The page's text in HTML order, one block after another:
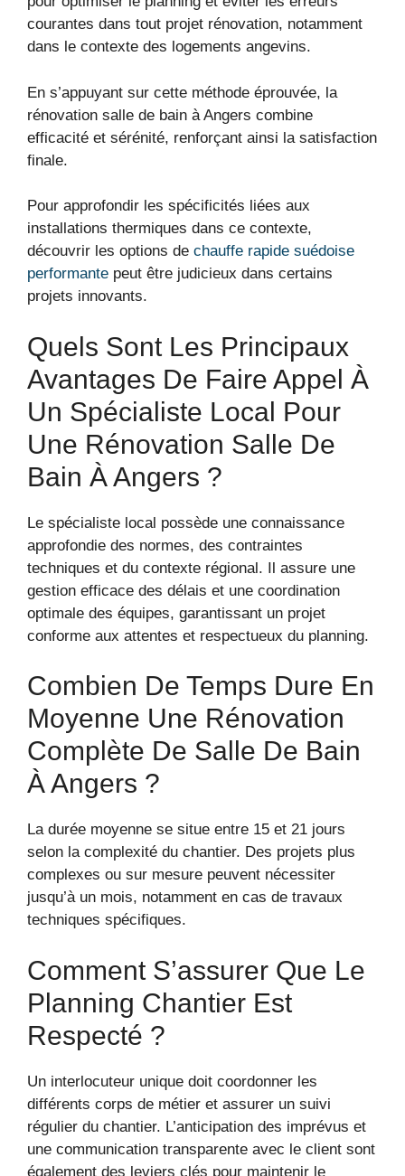
courantes dans tout projet rénovation, notamment
dans le contexte des logements angevins.
En s’appuyant sur cette méthode éprouvée, la
rénovation salle de bain à Angers combine
efficacité et sérénité, renforçant ainsi la satisfaction
finale.
Pour approfondir les spécificités liées aux
installations thermiques dans ce contexte,
découvrir les options de chauffe rapide suédoise
performante peut être judicieux dans certains
projets innovants.
Quels Sont Les Principaux
Avantages De Faire Appel À
Un Spécialiste Local Pour
Une Rénovation Salle De
Bain À Angers ?
Le spécialiste local possède une connaissance
approfondie des normes, des contraintes
techniques et du contexte régional. Il assure une
gestion efficace des délais et une coordination
optimale des équipes, garantissant un projet
conforme aux attentes et respectueux du planning.
Combien De Temps Dure En
Moyenne Une Rénovation
Complète De Salle De Bain
À Angers ?
La durée moyenne se situe entre 15 et 21 jours
selon la complexité du chantier. Des projets plus
complexes ou sur mesure peuvent nécessiter
jusqu’à un mois, notamment en cas de travaux
techniques spécifiques.
Comment S’assurer Que Le
Planning Chantier Est
Respecté ?
Un interlocuteur unique doit coordonner les
différents corps de métier et assurer un suivi
régulier du chantier. L’anticipation des imprévus et
une communication transparente avec le client sont
également des leviers clés pour maintenir le